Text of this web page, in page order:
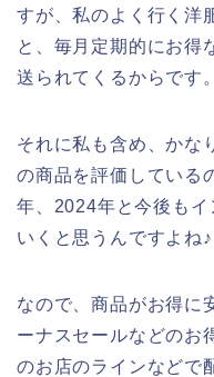
すが、私のよく行く洋
と、毎月定期的にお得
送られてくるからです。
それに私も含め、かな
の商品を評価している
年、2024年と今後も
いくと思うんですよね♪
なので、商品がお得に
ーナスセールなどのお
のお店のラインなどで